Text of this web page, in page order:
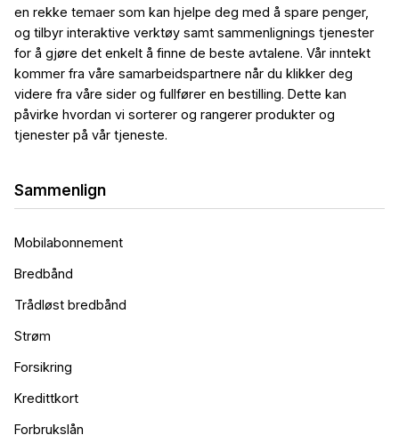
en rekke temaer som kan hjelpe deg med å spare penger,
og tilbyr interaktive verktøy samt sammenlignings tjenester
for å gjøre det enkelt å finne de beste avtalene. Vår inntekt
kommer fra våre samarbeidspartnere når du klikker deg
videre fra våre sider og fullfører en bestilling. Dette kan
påvirke hvordan vi sorterer og rangerer produkter og
tjenester på vår tjeneste.
Sammenlign
Mobilabonnement
Bredbånd
Trådløst bredbånd
Strøm
Forsikring
Kredittkort
Forbrukslån